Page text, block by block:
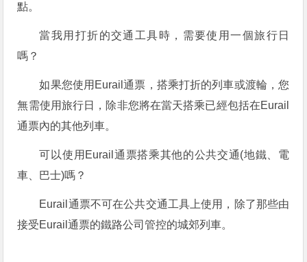
點。
當我用打折的交通工具時，需要使用一個旅行日
嗎？
如果您使用Eurail通票，搭乘打折的列車或渡輪，您
無需使用旅行日，除非您將在當天搭乘已經包括在Eurail
通票內的其他列車。
可以使用Eurail通票搭乘其他的公共交通(地鐵、電
車、巴士)嗎？
Eurail通票不可在公共交通工具上使用，除了那些由
接受Eurail通票的鐵路公司管控的城郊列車。